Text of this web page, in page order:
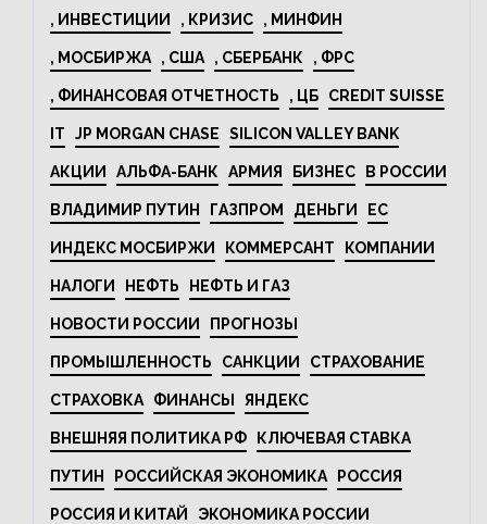
, ИНВЕСТИЦИИ , КРИЗИС , МИНФИН
, МОСБИРЖА , США , СБЕРБАНК , ФРС
, ФИНАНСОВАЯ ОТЧЕТНОСТЬ , ЦБ CREDIT SUISSE
IT JP MORGAN CHASE SILICON VALLEY BANK
АКЦИИ АЛЬФА-БАНК АРМИЯ БИЗНЕС В РОССИИ
ВЛАДИМИР ПУТИН ГАЗПРОМ ДЕНЬГИ ЕС
ИНДЕКС МОСБИРЖИ КОММЕРСАНТ КОМПАНИИ
НАЛОГИ НЕФТЬ НЕФТЬ И ГАЗ
НОВОСТИ РОССИИ ПРОГНОЗЫ
ПРОМЫШЛЕННОСТЬ САНКЦИИ СТРАХОВАНИЕ
СТРАХОВКА ФИНАНСЫ ЯНДЕКС
ВНЕШНЯЯ ПОЛИТИКА РФ КЛЮЧЕВАЯ СТАВКА
ПУТИН РОССИЙСКАЯ ЭКОНОМИКА РОССИЯ
РОССИЯ И КИТАЙ ЭКОНОМИКА РОССИИ